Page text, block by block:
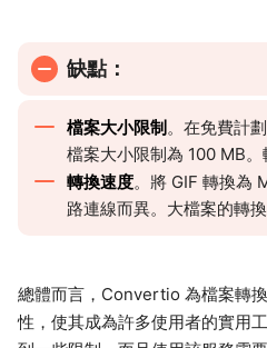
缺點：
檔案大小限制。在免費計
檔案大小限制為 100 MB。
轉換速度。將 GIF 轉換為
路連線而異。大檔案的轉換
總體而言，Convertio 為檔案轉
性，使其成為許多使用者的實用